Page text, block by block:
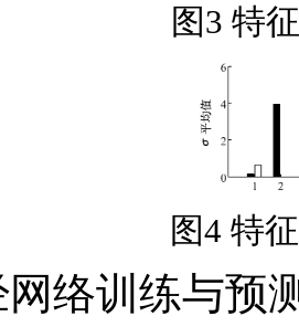
图3 特
图4 特
网络训练与预